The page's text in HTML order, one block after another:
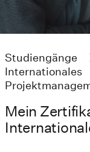
Studiengänge
Internationales
Mein